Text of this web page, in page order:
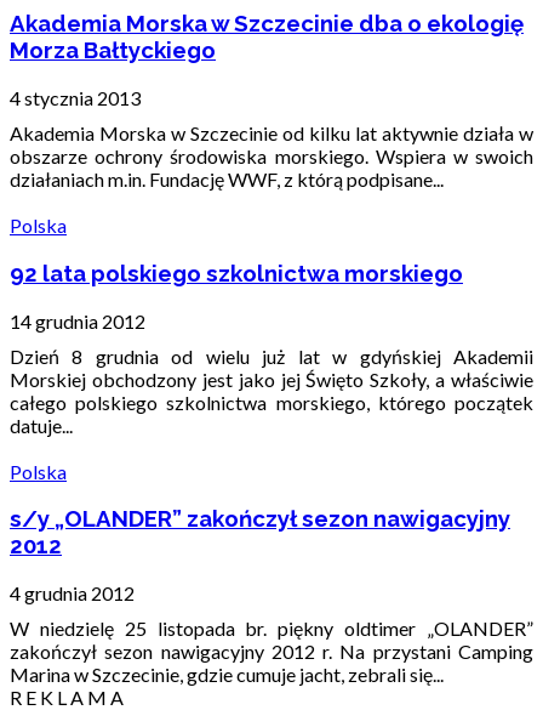
Akademia Morska w Szczecinie dba o ekologię
Morza Bałtyckiego
4 stycznia 2013
Akademia Morska w Szczecinie od kilku lat aktywnie działa w
obszarze ochrony środowiska morskiego. Wspiera w swoich
działaniach m.in. Fundację WWF, z którą podpisane...
Polska
92 lata polskiego szkolnictwa morskiego
14 grudnia 2012
Dzień 8 grudnia od wielu już lat w gdyńskiej Akademii
Morskiej obchodzony jest jako jej Święto Szkoły, a właściwie
całego polskiego szkolnictwa morskiego, którego początek
datuje...
Polska
s/y „OLANDER” zakończył sezon nawigacyjny
2012
4 grudnia 2012
W niedzielę 25 listopada br. piękny oldtimer „OLANDER”
zakończył sezon nawigacyjny 2012 r. Na przystani Camping
Marina w Szczecinie, gdzie cumuje jacht, zebrali się...
R E K L A M A